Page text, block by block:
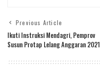
Previous Article
Ikuti Instruksi Mendagri, Pemprov
Susun Protap Lelang Anggaran 2021